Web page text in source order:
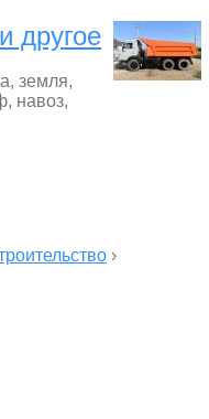
другое
земля,
навоз,
›